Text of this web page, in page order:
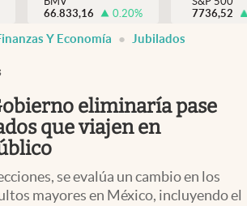
México
66.833,16
0.20%
7736,52
Y Economía Jubilados
eliminaría pase
que viajen en
se evalúa un cambio en los
mayores en México, incluyendo el